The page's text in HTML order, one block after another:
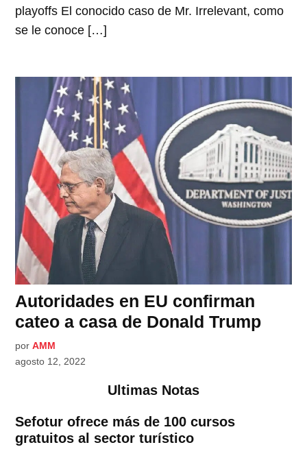
playoffs El conocido caso de Mr. Irrelevant, como
se le conoce […]
Autoridades en EU confirman
cateo a casa de Donald Trump
por AMM
agosto 12, 2022
Ultimas Notas
Sefotur ofrece más de 100 cursos
gratuitos al sector turístico